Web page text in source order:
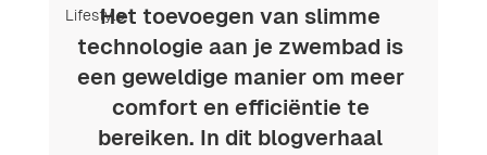
LifestyleHet toevoegen van slimme
technologie aan je zwembad is
een geweldige manier om meer
comfort en efficiëntie te
bereiken. In dit blogverhaal